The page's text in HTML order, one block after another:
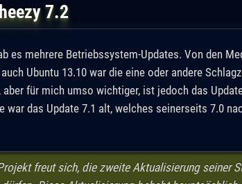
7.2
es mehrere Betriebssystem-Updates. Von den
Ubuntu 13.10 war die eine oder andere
aber für mich umso wichtiger, ist jedoch das
war das Update 7.1 alt, welches seinerseits 7.0
freut sich, die zweite Aktualisierung seiner